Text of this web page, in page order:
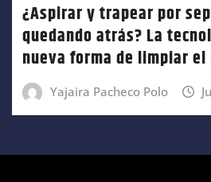
¿Aspirar y trapear por
quedando atrás? La
nueva forma de limpiar el
Yajaira Pacheco Polo